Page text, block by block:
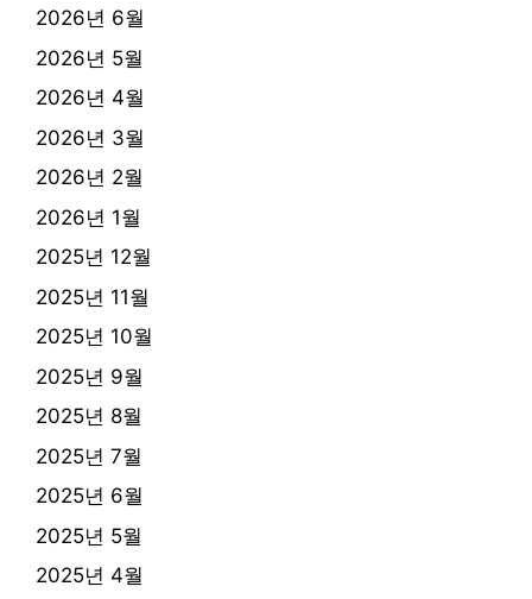
2026년 6월
2026년 5월
2026년 4월
2026년 3월
2026년 2월
2026년 1월
2025년 12월
2025년 11월
2025년 10월
2025년 9월
2025년 8월
2025년 7월
2025년 6월
2025년 5월
2025년 4월